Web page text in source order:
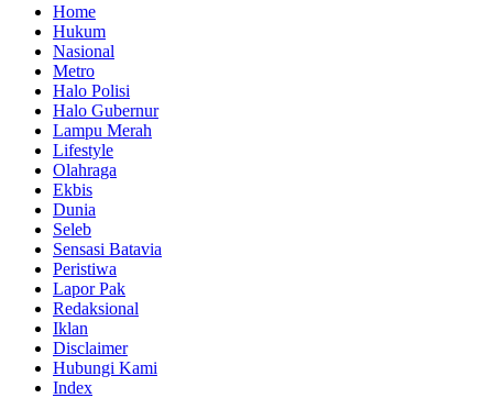
Home
Hukum
Nasional
Metro
Halo Polisi
Halo Gubernur
Lampu Merah
Lifestyle
Olahraga
Ekbis
Dunia
Seleb
Sensasi Batavia
Peristiwa
Lapor Pak
Redaksional
Iklan
Disclaimer
Hubungi Kami
Index